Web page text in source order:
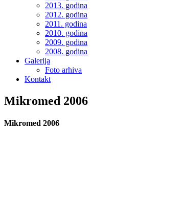
2013. godina
2012. godina
2011. godina
2010. godina
2009. godina
2008. godina
Galerija
Foto arhiva
Kontakt
Mikromed 2006
Mikromed 2006